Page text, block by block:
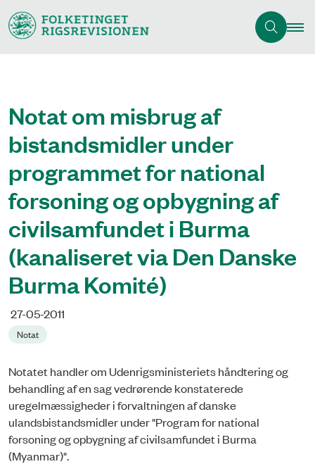
Notat om misbrug af
bistandsmidler under
programmet for national
forsoning og opbygning af
civilsamfundet i Burma
(kanaliseret via Den Danske
Burma Komité)
27-05-2011
Notat
Notatet handler om Udenrigsministeriets håndtering og
behandling af en sag vedrørende konstaterede
uregelmæssigheder i forvaltningen af danske
ulandsbistandsmidler under "Program for national
forsoning og opbygning af civilsamfundet i Burma
(Myanmar)".